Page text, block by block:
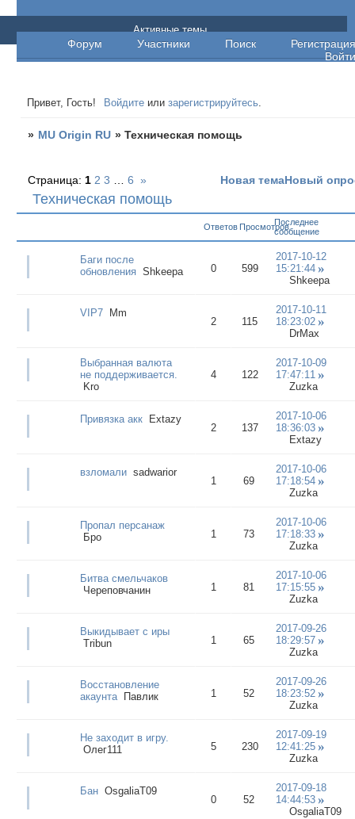
MU Origin RU
Форум Участники Поиск
Регистрация
Войти
Активные темы
Привет, Гость! Войдите илизарегистрируйтесь.
» MU Origin RU »Техническая помощь
Техническая помощь
Страница:1 2 3 … 6 » Новая темаНовый
Ответов ПросмотровПоследнее
сообщение
Баги после
обновления Shkeepa 0 599
2017-10-12
15:21:44
Shkeepa
VIP7 Mm
2 115
2017-10-11
18:23:02
DrMax
Выбранная валюта
не поддерживается.
Kro
4 122
2017-10-09
17:47:11
Zuzka
Привязка акк Extazy
2 137
2017-10-06
18:36:03
Extazy
взломали sadwarior
1 69
2017-10-06
17:18:54
Zuzka
Пропал персанаж
Бро
1 73
2017-10-06
17:18:33
Zuzka
Битва смельчаков
Череповчанин
1 81
2017-10-06
17:15:55
Zuzka
Выкидывает с иры
Tribun
1 65
2017-09-26
18:29:57
Zuzka
Восстановление
акаунта
Павлик 1 52
2017-09-26
18:23:52
Zuzka
Не заходит в игру.
Олег111
5 230
2017-09-19
12:41:25
Zuzka
Бан OsgaliaT09
0 52
2017-09-18
14:44:53
OsgaliaT09